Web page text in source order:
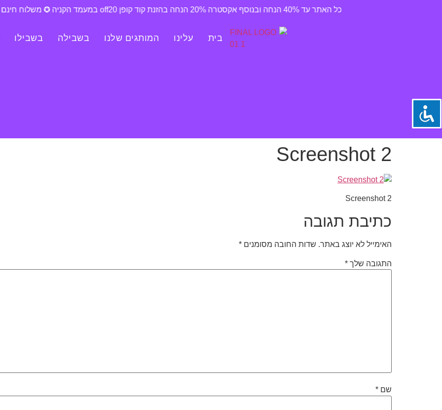
כל האתר עד 40% הנחה ובנוסף אקסטרה 20% הנחה בהזנת קוד קופן off20 במעמד הקניה ✪ משלוח חינם ברכישה מעל 300 ₪
בית עלינו המותגים שלנו בשבילה בשבילו
Screenshot 2
Screenshot 2
כתיבת תגובה
האימייל לא יוצג באתר. שדות החובה מסומנים *
התגובה שלך *
שם *